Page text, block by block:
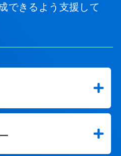
できるよう支援して